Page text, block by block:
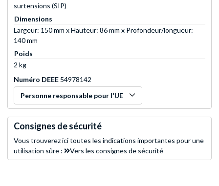
surtensions (SIP)
Dimensions
Largeur: 150 mm x Hauteur: 86 mm x Profondeur/longueur:
140 mm
Poids
2 kg
Numéro DEEE 54978142
Personne responsable pour l'UE
Consignes de sécurité
Vous trouverez ici toutes les indications importantes pour une
utilisation sûre :
Vers les consignes de sécurité